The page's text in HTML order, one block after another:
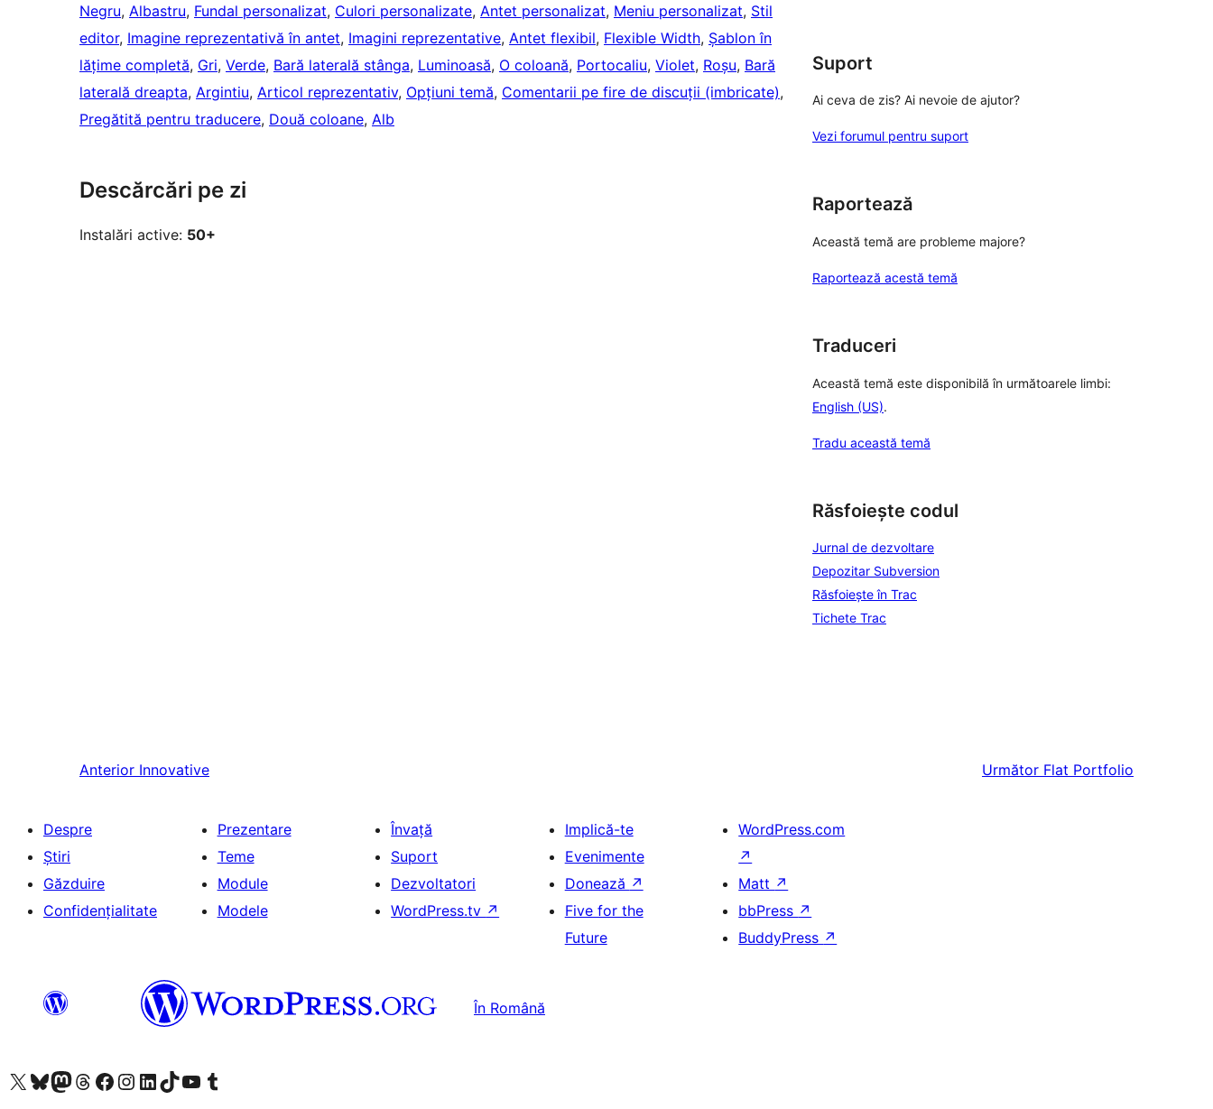
Negru, Albastru, Fundal personalizat, Culori personalizate, Antet personalizat, Meniu personalizat, Stil
editor, Imagine reprezentativă în antet, Imagini reprezentative, Antet flexibil, Flexible Width, Șablon în
lățime completă, Gri, Verde, Bară laterală stânga, Luminoasă, O coloană, Portocaliu, Violet, Roșu, Bară
laterală dreapta, Argintiu, Articol reprezentativ, Opțiuni temă, Comentarii pe fire de discuții (imbricate)
Pregătită pentru traducere, Două coloane, Alb
Descărcări pe zi
Instalări active: 50+
Suport
Ai ceva de zis? Ai nevoie de ajutor?
Vezi forumul pentru suport
Raportează
Această temă are probleme majore?
Raportează acestă temă
Traduceri
Această temă este disponibilă în următoarele limbi:
English (US).
Tradu această temă
Răsfoiește codul
Jurnal de dezvoltare
Depozitar Subversion
Răsfoiește în Trac
Tichete Trac
Anterior Innovative Următor Flat Portfolio
Despre
Știri
Găzduire
Confidențialitate
Prezentare
Teme
Module
Modele
Învață
Suport
Dezvoltatori
WordPress.tv ↗
Implică-te
Evenimente
Donează ↗
Five for the
Future
WordPress.com
↗
Matt ↗
bbPress ↗
BuddyPress ↗
În Română
Mergi la contul nostru X (fost Twitter)
Vizitează contul nostru Bluesky
Vizitează contul nostru Mastodon
Vizitează contul nostru Threads
Vizitează pagina noastră Facebook
Vizitează-ne pe Instagram
Vizitează-ne pe LinkedIn
Vizitează contul nostru TikTok
Vizitează canalul nostru YouTube
Vizitează contul nostru Tumblr